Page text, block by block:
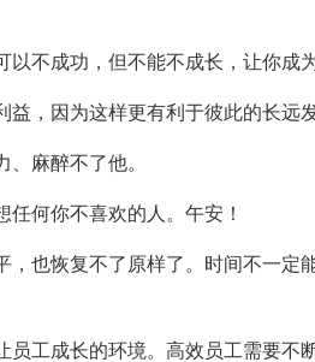
不成功，但不能不成长，让你成
，因为这样更有利于彼此的长远发
麻醉不了他。
何你不喜欢的人。午安！
，也恢复不了原样了。时间不一定
员工成长的环境。高效员工需要不